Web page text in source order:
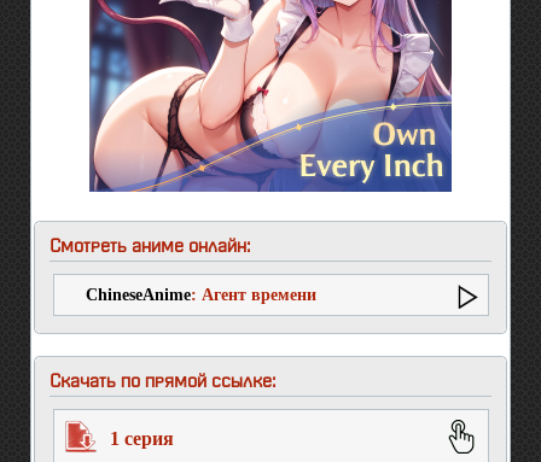
Смотреть аниме онлайн:
ChineseAnime: Агент времени
Скачать по прямой ссылке:
1 серия